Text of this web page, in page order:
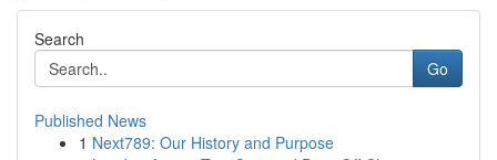
Search
Go
Published News
1 Next789: Our History and Purpose